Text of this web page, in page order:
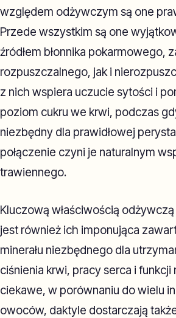
względem odżywczym są one
Przede wszystkim są one
źródłem błonnika pokarmowego,
rozpuszczalnego, jak i
z nich wspiera uczucie sytości i
poziom cukru we krwi, podczas
niezbędny dla prawidłowej
połączenie czyni je naturalnym
trawiennego.
Kluczową właściwością
jest również ich imponująca
minerału niezbędnego dla
ciśnienia krwi, pracy serca i funkcji
ciekawe, w porównaniu do wielu
owoców, daktyle dostarczają